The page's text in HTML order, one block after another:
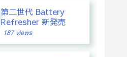
第二世代 Battery
Refresher 新発売
187 views